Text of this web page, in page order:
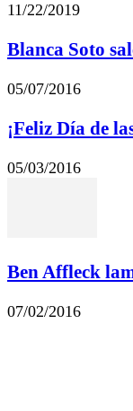
11/22/2019
Blanca Soto
05/07/2016
¡Feliz Día de
05/03/2016
Ben Affleck
07/02/2016